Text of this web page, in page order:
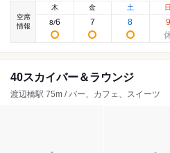
空席
情報
木
8/6
金
7
土
8
日
9
40スカイバー＆ラウンジ
渡辺橋駅 75m / バー、カフェ、スイーツ